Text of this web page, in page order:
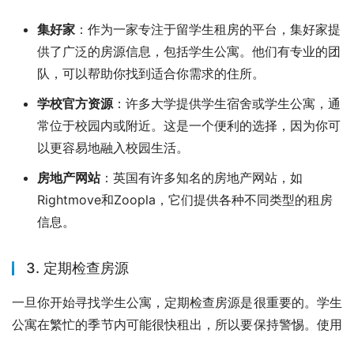
集好家 ：作为一家专注于留学生租房的平台，集好家提
供了广泛的房源信息，包括学生公寓。他们有专业的团
队，可以帮助你找到适合你需求的住所。
学校官方资源 ：许多大学提供学生宿舍或学生公寓，通
常位于校园内或附近。这是一个便利的选择，因为你可
以更容易地融入校园生活。
房地产网站：英国有许多知名的房地产网站，如
Rightmove和Zoopla，它们提供各种不同类型的租房
信息。
3. 定期检查房源
一旦你开始寻找学生公寓，定期检查房源是很重要的。学生
公寓在繁忙的季节内可能很快租出，所以要保持警惕。使用